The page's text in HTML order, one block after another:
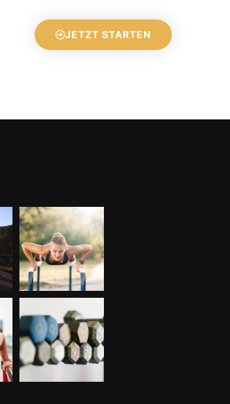
JETZT STARTEN